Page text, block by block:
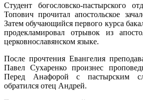
Студент богословско-пастырского
Топович прочитал апостольское
Затем обучающийся первого курса
продекламировал отрывок из
церковнославянском языке.
После прочтения Евангелия
Павел Сухаренко произнес
Перед Анафорой с пастырским
обратился отец Андрей.